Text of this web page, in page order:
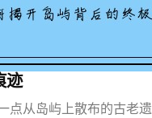
迹
从岛屿上散布的古老